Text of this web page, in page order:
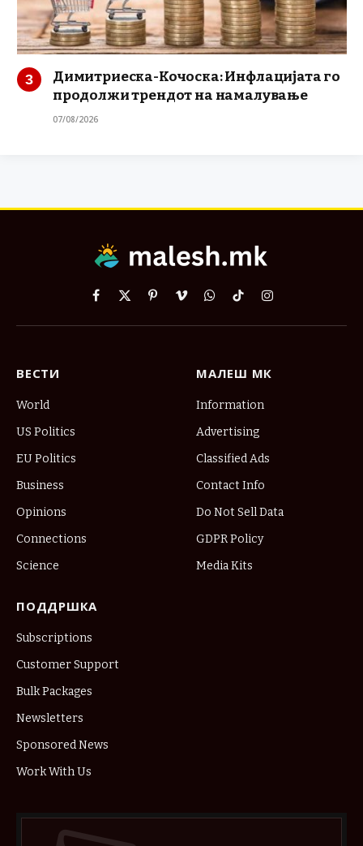
Димитриеска-Кочоска: Инфлацијата го
продолжи трендот на намалување
07/08/2026
Facebook
X
PinterestVimeoWhatsApp
TikTokInstagram
ВЕСТИ
World
US Politics
EU Politics
Business
Opinions
Connections
Science
МАЛЕШ МК
Information
Advertising
Classified Ads
Contact Info
Do Not Sell Data
GDPR Policy
Media Kits
ПОДДРШКА
Subscriptions
Customer Support
Bulk Packages
Newsletters
Sponsored News
Work With Us